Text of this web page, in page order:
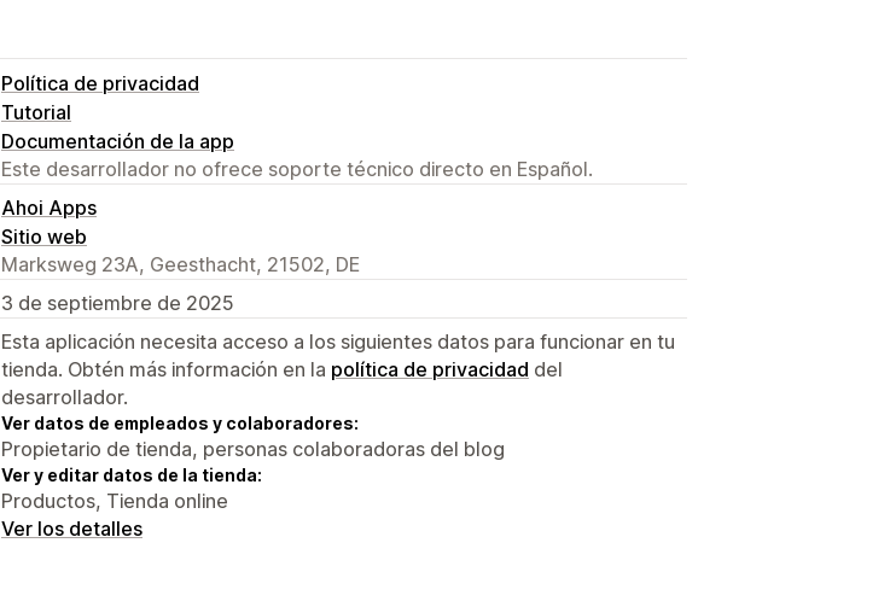
Política de privacidad
Tutorial
Documentación de la app
Este desarrollador no ofrece soporte técnico directo en Español.
Ahoi Apps
Sitio web
Marksweg 23A, Geesthacht, 21502, DE
3 de septiembre de 2025
Esta aplicación necesita acceso a los siguientes datos para funcionar en tu
tienda. Obtén más información en la política de privacidad del
desarrollador.
Ver datos de empleados y colaboradores:
Propietario de tienda, personas colaboradoras del blog
Ver y editar datos de la tienda:
Productos, Tienda online
Ver los detalles